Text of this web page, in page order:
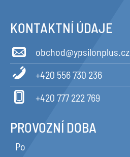
KONTAKTNÍ ÚDAJE
obchod@ypsilonplus.cz
+420 556 730 236
+420 777 222 769
PROVOZNÍ DOBA
Po